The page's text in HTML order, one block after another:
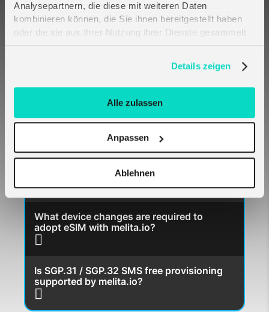
Analysepartnern, die diese mit weiteren Daten
kombinieren können, die Sie ihnen bereitgestellt haben
oder die sie aus Ihrer Nutzung ihrer Dienste gesammelt
Details zeigen
Alle zulassen
Anpassen
Ablehnen
Is SGP.21 / SGP.22 already available across
melita.io global deployments?
What backend infrastructure does melita.io
use for SGP.21 / SGP.22?
What is the eIM component in the SGP.31 /
What device changes are required to
adopt eSIM with melita.io?
Is SGP.31 / SGP.32 SMS free provisioning
supported by melita.io?